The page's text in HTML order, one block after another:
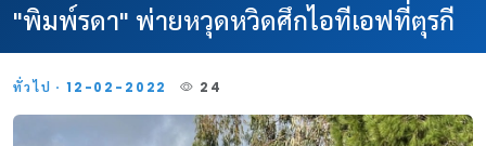
"พิมพ์รดา" พ่ายหวุดหวิดศึกไอทีเอฟที่ตุรกี
ทั่วไป · 12-02-2022 24